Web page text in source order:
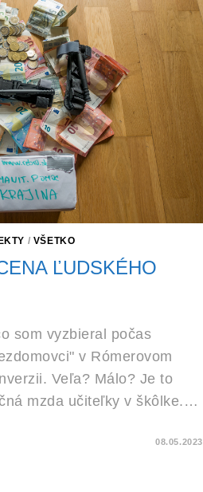
/ VŠETKO
ĽUDSKÉHO
som vyzbieral počas
v Rómerovom
Veľa? Málo? Je to
mzda učiteľky v škôlke.…
08.05.2023